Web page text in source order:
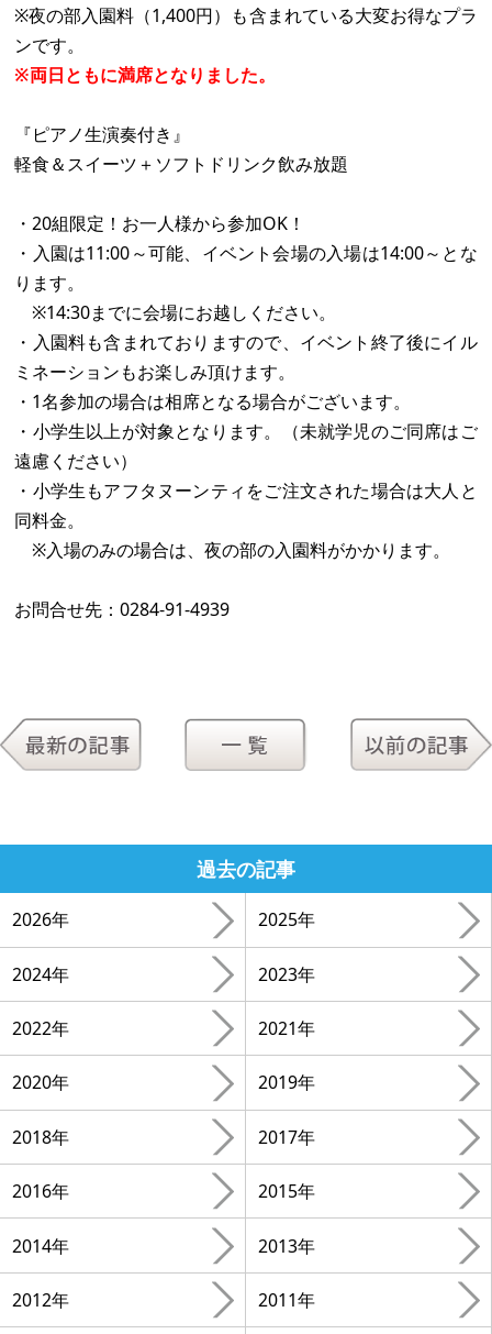
※夜の部入園料（1,400円）も含まれている大変お得なプラ
ンです。
※両日ともに満席となりました。
『ピアノ生演奏付き』
軽食＆スイーツ＋ソフトドリンク飲み放題
・20組限定！お一人様から参加OK！
・入園は11:00～可能、イベント会場の入場は14:00～とな
ります。
※14:30までに会場にお越しください。
・入園料も含まれておりますので、イベント終了後にイル
ミネーションもお楽しみ頂けます。
・1名参加の場合は相席となる場合がございます。
・小学生以上が対象となります。（未就学児のご同席はご
遠慮ください）
・小学生もアフタヌーンティをご注文された場合は大人と
同料金。
※入場のみの場合は、夜の部の入園料がかかります。
お問合せ先：0284‐91‐4939
過去の記事
2026年 2025年
2024年 2023年
2022年 2021年
2020年 2019年
2018年 2017年
2016年 2015年
2014年 2013年
2012年 2011年